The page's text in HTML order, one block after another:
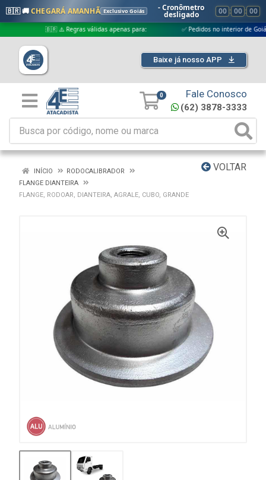
🇧🇷 🚚CHEGARÁ AMANHÃ Exclusivo Goiás - Cronômetro
desligado 00 : 00 : 00
🇧🇷 ⚠️ Regras válidas apenas para: ✅ Pedidos no interior de Goiás
Baixe já nosso APP
0 Fale Conosco
(62) 3878-3333
VOLTAR
INÍCIO
RODOCALIBRADOR
FLANGE DIANTEIRA
FLANGE, RODOAR, DIANTEIRA, AGRALE, CUBO, GRANDE